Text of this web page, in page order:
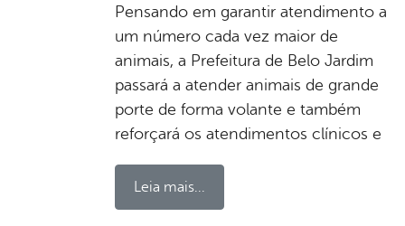
Pensando em garantir atendimento a
um número cada vez maior de
animais, a Prefeitura de Belo Jardim
passará a atender animais de grande
porte de forma volante e também
reforçará os atendimentos clínicos e
Leia mais...